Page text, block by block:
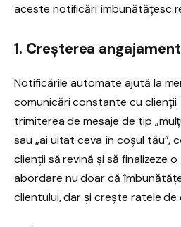
aceste notificări îmbunătățesc
1. Creșterea
Notificările automate ajută la
comunicări constante cu clienții.
trimiterea de mesaje de tip
sau „ai uitat ceva în coșul tău”,
clienții să revină și să finalizeze
abordare nu doar că
clientului, dar și crește ratele de